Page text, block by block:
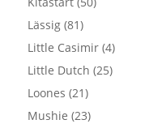
Lässig (81)
Little Casimir (4)
Little Dutch (25)
Loones (21)
Mushie (23)